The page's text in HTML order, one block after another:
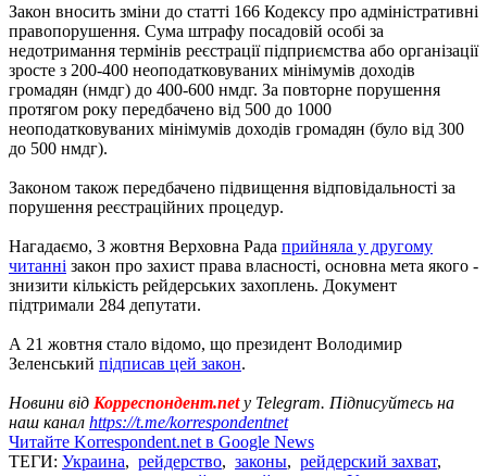
Закон вносить зміни до статті 166 Кодексу про адміністративні
правопорушення. Сума штрафу посадовій особі за
недотримання термінів реєстрації підприємства або організації
зросте з 200-400 неоподатковуваних мінімумів доходів
громадян (нмдг) до 400-600 нмдг. За повторне порушення
протягом року передбачено від 500 до 1000
неоподатковуваних мінімумів доходів громадян (було від 300
до 500 нмдг).
Законом також передбачено підвищення відповідальності за
порушення реєстраційних процедур.
Нагадаємо, 3 жовтня Верховна Рада прийняла у другому
читанні закон про захист права власності, основна мета якого -
знизити кількість рейдерських захоплень. Документ
підтримали 284 депутати.
А 21 жовтня стало відомо, що президент Володимир
Зеленський підписав цей закон.
Новини від Корреспондент.netу Telegram. Підписуйтесь на
наш канал https://t.me/korrespondentnet
Читайте Korrespondent.net в Google News
ТЕГИ: Украина, рейдерство, законы, рейдерский захват,